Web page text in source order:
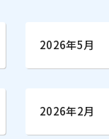
2026年5月
2026年2月